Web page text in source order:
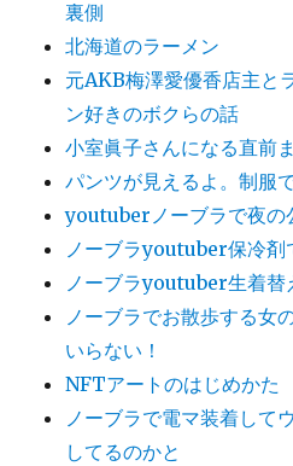
裏側
北海道のラーメン
元AKB梅澤愛優香店主と
ン好きのボクらの話
小室眞子さんになる直前
パンツが見えるよ。制服
youtuberノーブラで夜の
ノーブラyoutuber保冷剤
ノーブラyoutuber生着替
ノーブラでお散歩する女
いらない！
NFTアートのはじめかた
ノーブラで電マ装着して
してるのかと